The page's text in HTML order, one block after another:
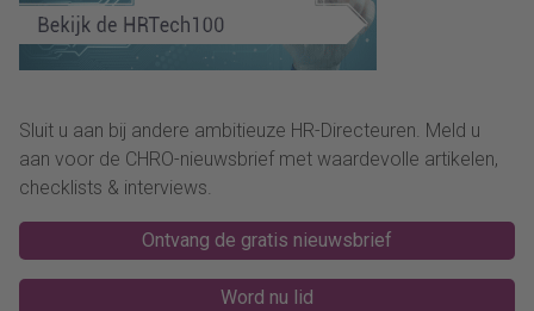
Sluit u aan bij andere ambitieuze HR-Directeuren. Meld u
aan voor de CHRO-nieuwsbrief met waardevolle artikelen,
checklists & interviews.
Ontvang de gratis nieuwsbrief
Word nu lid